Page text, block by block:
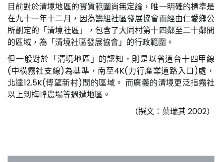
目前對於清境地區的實質範圍尚無定論，唯一明確的標準是
在九十一年十二月，因為籌組社區發展協會而經由仁愛鄉公
所劃定的「清境社區」，包含了大同村第十四鄰至二十鄰間
的區域，為「清境社區發展協會」的行政範圍。
但一般對於「清境地區」的認知，則是以省道台十四甲線
(中橫霧社支線)為基準，南至4K(力行產業道路入口)處，
北達12.5K(博望新村)間的區域。 而廣義的清境更泛指霧社
以上到梅峰農場等週遭地區。
（撰文：葉瑞其 2002）